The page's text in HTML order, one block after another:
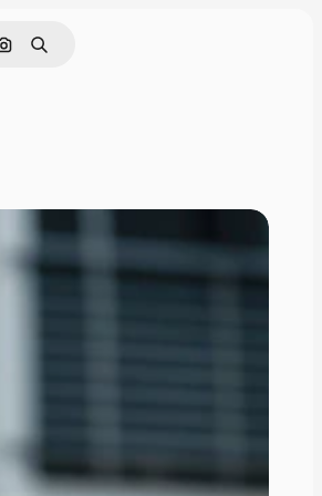
Nach Bild suchen
Suchen